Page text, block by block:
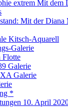
extrem Mit dem
Mit der
Kitsch-Aquarell
Galerie
Flotte
Galerie
Galerie
*
10. April